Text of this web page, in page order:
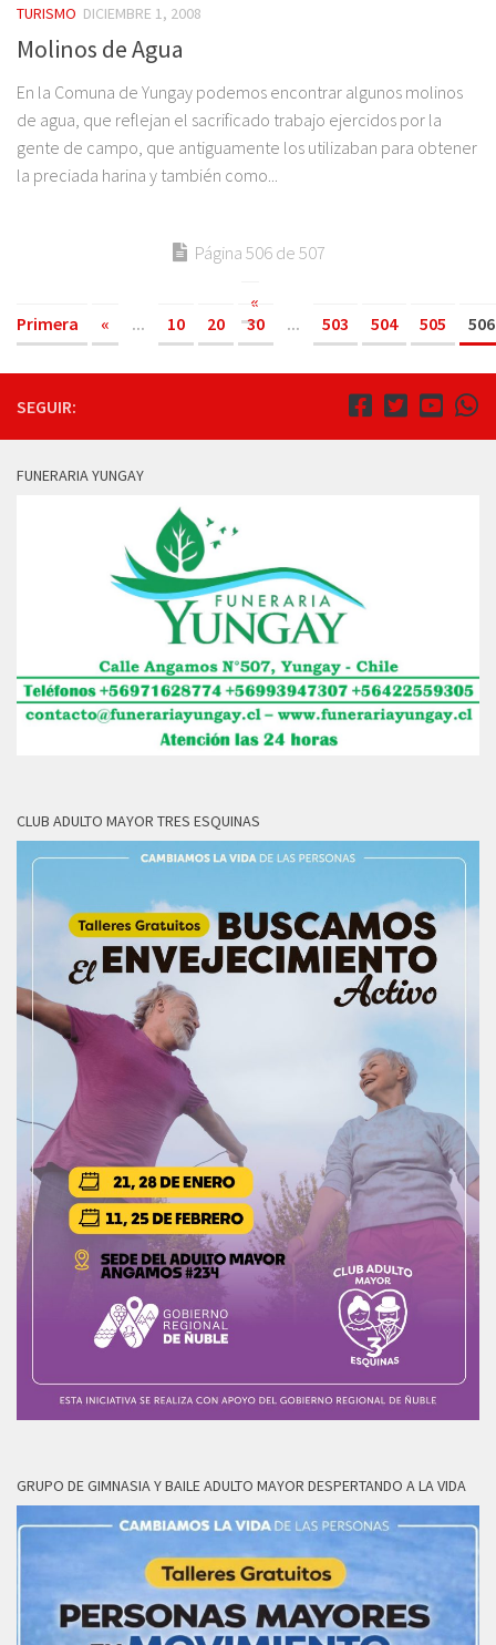
TURISMO DICIEMBRE 1, 2008
Molinos de Agua
En la Comuna de Yungay podemos encontrar algunos molinos
de agua, que reflejan el sacrificado trabajo ejercidos por la
gente de campo, que antiguamente los utilizaban para obtener
la preciada harina y también como...
Página 506 de 507
«
Primera
« ... 10 20 30 ... 503 504 505 506
SEGUIR:
FUNERARIA YUNGAY
CLUB ADULTO MAYOR TRES ESQUINAS
GRUPO DE GIMNASIA Y BAILE ADULTO MAYOR DESPERTANDO A LA VIDA